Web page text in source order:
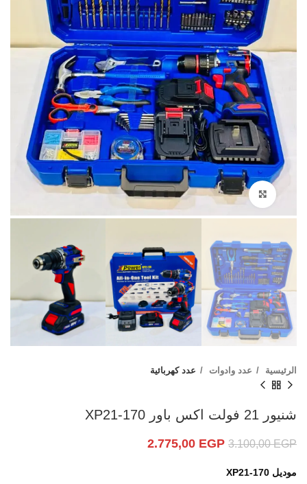
Click to enlarge
الرئيسية عدد وادوات عدد كهربائية
شنيور 21 فولت اكس باور XP21-170
3.100,00EGP
2.775,00 EGP
موديل XP21-170